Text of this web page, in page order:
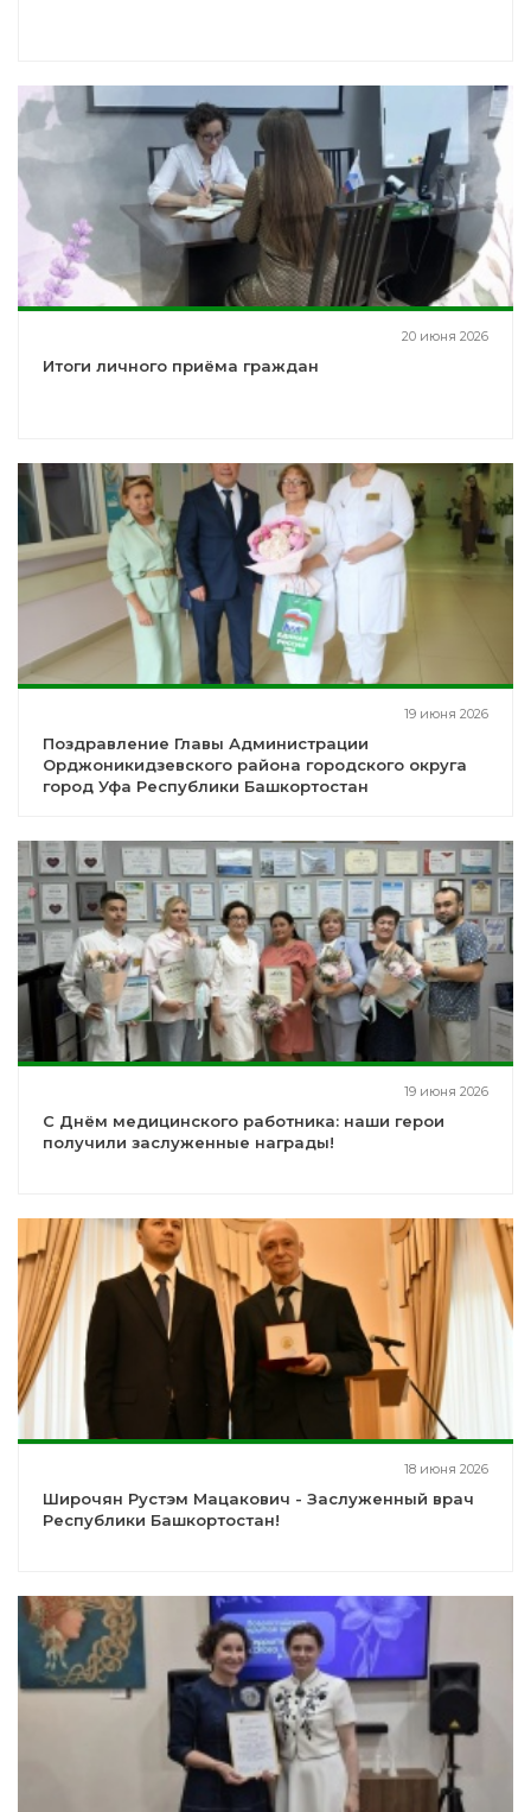
20 июня 2026
Итоги личного приёма граждан
19 июня 2026
Поздравление Главы Администрации
Орджоникидзевского района городского округа
город Уфа Республики Башкортостан
19 июня 2026
С Днём медицинского работника: наши герои
получили заслуженные награды!
18 июня 2026
Широчян Рустэм Мацакович - Заслуженный врач
Республики Башкортостан!